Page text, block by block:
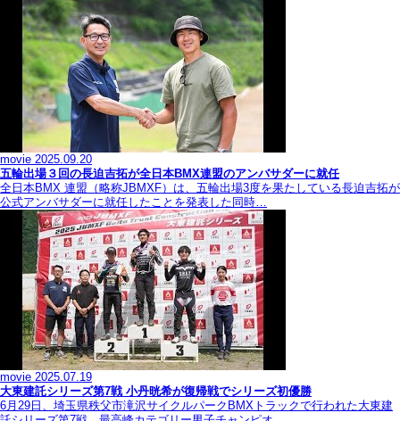
movie 2025.09.20
五輪出場３回の長迫吉拓が全日本BMX連盟のアンバサダーに就任
全日本BMX 連盟（略称JBMXF）は、五輪出場3度を果たしている長迫吉拓が
公式アンバサダーに就任したことを発表した同時…
movie 2025.07.19
大東建託シリーズ第7戦 ⼩丹晄希が復帰戦でシリーズ初優勝
6月29日、埼玉県秩父市滝沢サイクルパークBMXトラックで行われた大東建